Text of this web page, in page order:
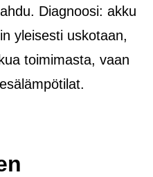
Diagnoosi: akku
yleisesti uskotaan,
toimimasta, vaan